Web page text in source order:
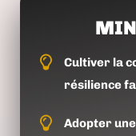
Cultiver la
résilience
Adopter